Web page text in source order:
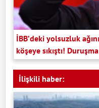
İBB’deki yolsuzluk
köşeye sıkıştı!
İlişkili haber: